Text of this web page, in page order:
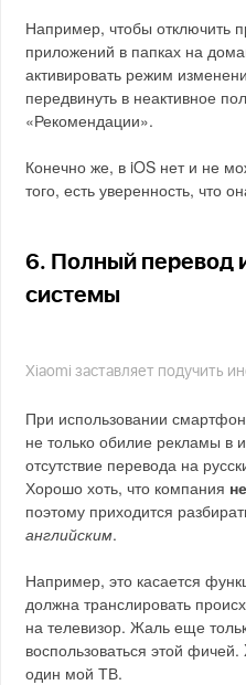
Например, чтобы отключить
приложений в папках на
активировать режим
передвинуть в неактивное
«Рекомендации».
Конечно же, в iOS нет и не
того, есть уверенность, что
6. Полный перевод
системы
Xiaomi заставляет подучить
При использовании
не только обилие рекламы в
отсутствие перевода на
Хорошо хоть, что компания
поэтому приходится
английским.
Например, это касается
должна транслировать
на телевизор. Жаль еще
воспользоваться этой
один мой ТВ.